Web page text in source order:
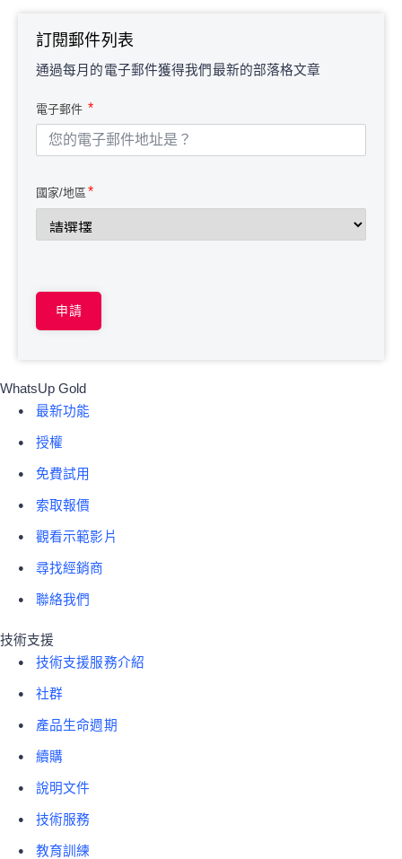
訂閱郵件列表
通過每月的電子郵件獲得我們最新的部落格文章
電子郵件
國家/地區
申請
WhatsUp Gold
最新功能
授權
免費試用
索取報價
觀看示範影片
尋找經銷商
聯絡我們
技術支援
技術支援服務介紹
社群
產品生命週期
續購
說明文件
技術服務
教育訓練